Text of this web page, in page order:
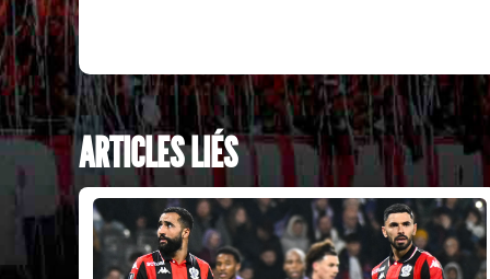
ARTICLES LIÉS